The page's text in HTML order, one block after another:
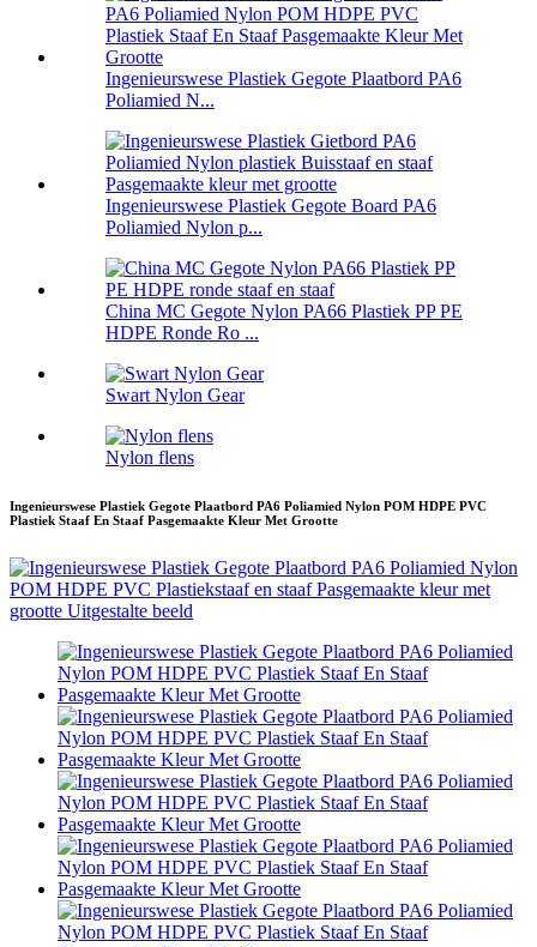
Ingenieurswese Plastiek Gegote Plaatbord PA6
Poliamied N...
Ingenieurswese Plastiek Gegote Board PA6
Poliamied Nylon p...
China MC Gegote Nylon PA66 Plastiek PP PE
HDPE Ronde Ro ...
Swart Nylon Gear
Nylon flens
Ingenieurswese Plastiek Gegote Plaatbord PA6 Poliamied Nylon POM HDPE PVC
Plastiek Staaf En Staaf Pasgemaakte Kleur Met Grootte